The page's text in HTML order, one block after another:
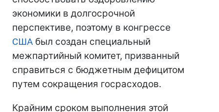
экономики в долгосрочной
перспективе, поэтому в конгрессе
США был создан специальный
межпартийный комитет, призванный
справиться с бюджетным дефицитом
путем сокращения госрасходов.
Крайним сроком выполнения этой